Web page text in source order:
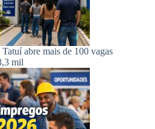
abre mais de 100 vagas
mil